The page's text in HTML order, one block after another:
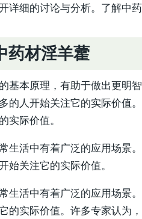
详细的讨论与分析。了解中
药材淫羊藿
基本原理，有助于做出更明
的人开始关注它的实际价值
实际价值。
生活中有着广泛的应用场景
始关注它的实际价值。
生活中有着广泛的应用场景
的实际价值。许多专家认为